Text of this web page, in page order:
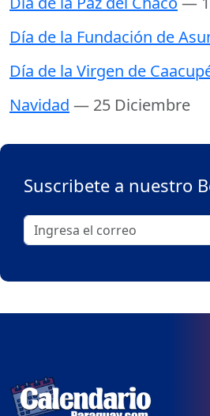
Día de la Fundación de
Día de la Virgen de
Navidad — 25 Diciembre
Suscribete a nuestro